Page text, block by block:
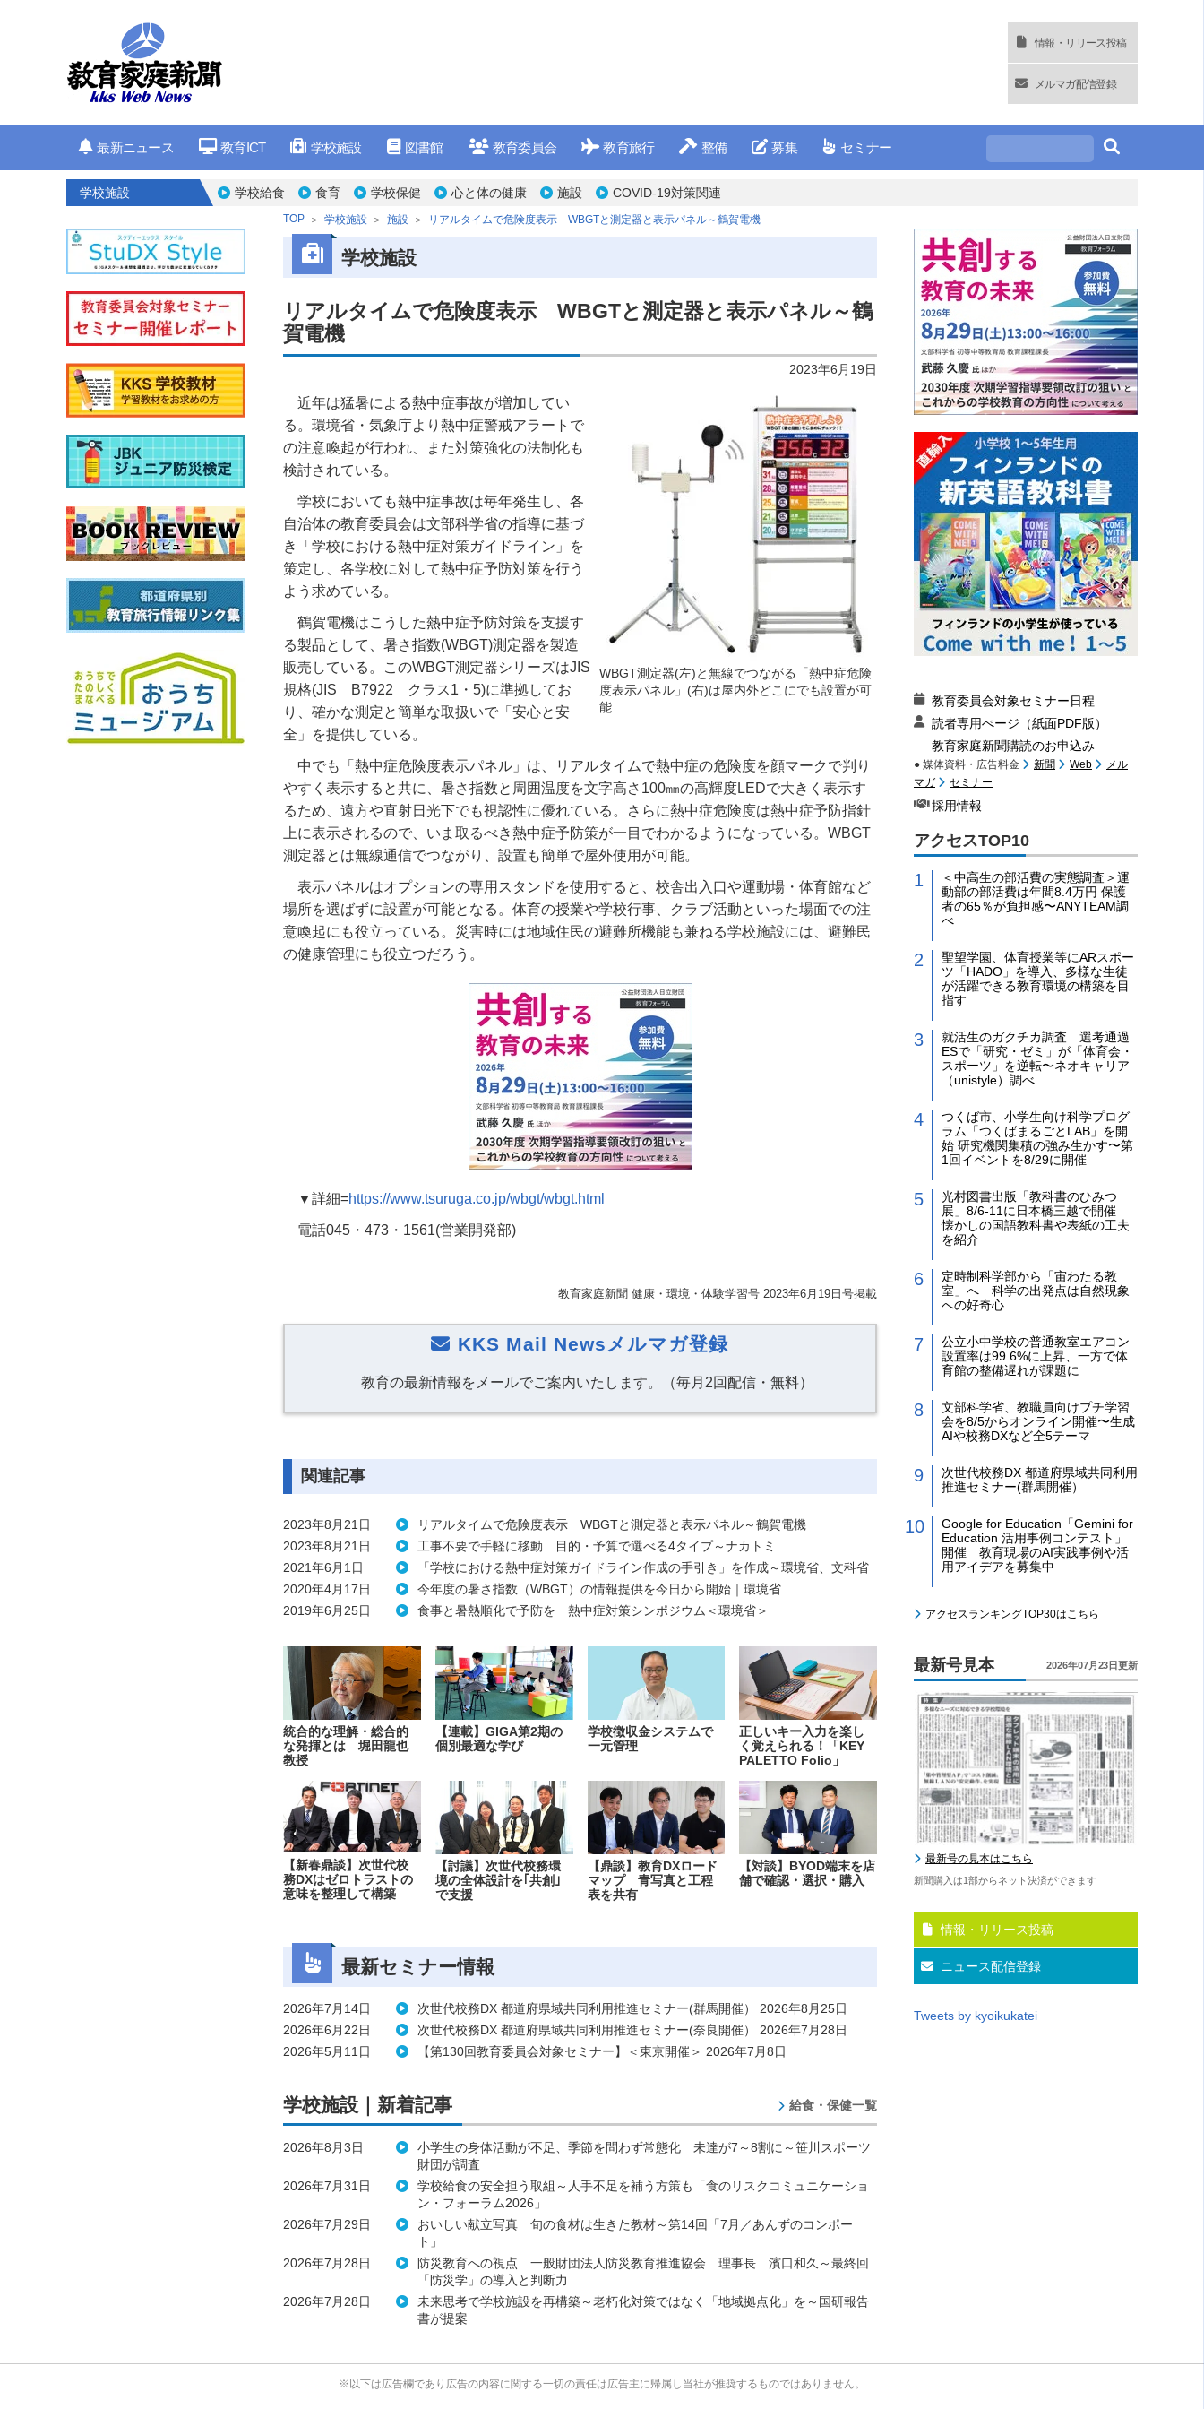
情報・リリース投稿
メルマガ配信登録
最新ニュース 教育ICT 学校施設 図書館 教育委員会 教育旅行 整備 募集 セミナー
学校施設 学校給食 食育 学校保健 心と体の健康 施設 COVID-19対策関連
TOP 学校施設 施設 リアルタイムで危険度表示 WBGTと測定器と表示パネル～鶴賀電機
学校施設
リアルタイムで危険度表示 WBGTと測定器と表示パネル～鶴
賀電機
2023年6月19日
WBGT測定器(左)と無線でつながる「熱中症危険
度表示パネル」(右)は屋内外どこにでも設置が可
能
近年は猛暑による熱中症事故が増加してい
る。環境省・気象庁より熱中症警戒アラートで
の注意喚起が行われ、また対策強化の法制化も
検討されている。
学校においても熱中症事故は毎年発生し、各
自治体の教育委員会は文部科学省の指導に基づ
き「学校における熱中症対策ガイドライン」を
策定し、各学校に対して熱中症予防対策を行う
よう求めている。
鶴賀電機はこうした熱中症予防対策を支援す
る製品として、暑さ指数(WBGT)測定器を製造
販売している。このWBGT測定器シリーズはJIS
規格(JIS B7922 クラス1 ・ 5)に準拠してお
り、確かな測定と簡単な取扱いで「安心と安
全」を提供している。
中でも「熱中症危険度表示パネル」は、リアルタイムで熱中症の危険度を顔マークで判り
やすく表示すると共に、暑さ指数と周囲温度を文字高さ 100㎜の高輝度LEDで大きく表示す
るため、遠方や直射日光下でも視認性に優れている。さらに熱中症危険度は熱中症予防指針
上に表示されるので、いま取るべき熱中症予防策が一目でわかるようになっている。 WBGT
測定器とは無線通信でつながり、設置も簡単で屋外使用が可能。
表示パネルはオプションの専用スタンドを使用すると、校舎出入口や運動場・体育館など
場所を選ばずに設置が可能となる。体育の授業や学校行事、クラブ活動といった場面での注
意喚起にも役立っている。災害時には地域住民の避難所機能も兼ねる学校施設には、避難民
の健康管理にも役立つだろう。
▼詳細=https://www.tsuruga.co.jp/wbgt/wbgt.html
電話045 ・ 473 ・ 1561(営業開発部)
教育家庭新聞 健康・環境・体験学習号 2023年6月19日号掲載
KKS Mail Newsメルマガ登録
教育の最新情報をメールでご案内いたします。（毎月2回配信・無料）
関連記事
2023年8月21日
リアルタイムで危険度表示 WBGTと測定器と表示パネル～鶴賀電機
2023年8月21日
工事不要で手軽に移動 目的・予算で選べる4タイプ～ナカトミ
2021年6月1日
「学校における熱中症対策ガイドライン作成の手引き」を作成～環境省、文科省
2020年4月17日
今年度の暑さ指数（WBGT）の情報提供を今日から開始｜環境省
2019年6月25日
食事と暑熱順化で予防を 熱中症対策シンポジウム＜環境省＞
統合的な理解・総合的
な発揮とは 堀田龍也
教授
【連載】GIGA第2期の
個別最適な学び
学校徴収金システムで
一元管理
正しいキー入力を楽し
く覚えられる！「KEY
PALETTO Folio」
【新春鼎談】次世代校
務DXはゼロトラストの
意味を整理して構築
【討議】次世代校務環
境の全体設計を｢共創｣
で支援
【鼎談】教育DXロード
マップ 青写真と工程
表を共有
【対談】BYOD端末を店
舗で確認・選択・購入
最新セミナー情報
2026年7月14日
次世代校務DX 都道府県域共同利用推進セミナー(群馬開催） 2026年8月25日
2026年6月22日
次世代校務DX 都道府県域共同利用推進セミナー(奈良開催） 2026年7月28日
2026年5月11日
【第130回教育委員会対象セミナー】＜東京開催＞ 2026年7月8日
学校施設｜新着記事 給食・保健一覧
2026年8月3日
小学生の身体活動が不足、季節を問わず常態化 未達が7～8割に～笹川スポーツ
財団が調査
2026年7月31日
学校給食の安全担う取組～人手不足を補う方策も「食のリスクコミュニケーショ
ン・フォーラム2026」
2026年7月29日
おいしい献立写真 旬の食材は生きた教材～第14回「7月／あんずのコンポー
ト」
2026年7月28日
防災教育への視点 一般財団法人防災教育推進協会 理事長 濱口和久～最終回
「防災学」の導入と判断力
2026年7月28日
未来思考で学校施設を再構築～老朽化対策ではなく「地域拠点化」を～国研報告
書が提案
教育委員会対象セミナー日程
読者専用ぺージ（紙面PDF版）
教育家庭新聞購読のお申込み
● 媒体資料・広告料金 新聞 Web
メル
マガ
セミナー
採用情報
アクセスTOP10
＜中高生の部活費の実態調査＞運
動部の部活費は年間8.4万円 保護
者の65％が負担感〜ANYTEAM調
べ
聖望学園、体育授業等にARスポー
ツ「HADO」を導入、多様な生徒
が活躍できる教育環境の構築を目
指す
就活生のガクチカ調査 選考通過
ESで「研究・ゼミ」が「体育会・
スポーツ」を逆転〜ネオキャリア
（unistyle）調べ
つくば市、小学生向け科学プログ
ラム「つくばまるごとLAB」を開
始 研究機関集積の強み生かす〜第
1回イベントを8/29に開催
光村図書出版「教科書のひみつ
展」8/6-11に日本橋三越で開催
懐かしの国語教科書や表紙の工夫
を紹介
定時制科学部から「宙わたる教
室」へ 科学の出発点は自然現象
への好奇心
公立小中学校の普通教室エアコン
設置率は99.6%に上昇、一方で体
育館の整備遅れが課題に
文部科学省、教職員向けプチ学習
会を8/5からオンライン開催〜生成
AIや校務DXなど全5テーマ
次世代校務DX 都道府県域共同利用
推進セミナー(群馬開催）
Google for Education「Gemini for
Education 活用事例コンテスト」
開催 教育現場のAI実践事例や活
用アイデアを募集中
アクセスランキングTOP30はこちら
最新号見本 2026年07月23日更新
最新号の見本はこちら
新聞購入は1部からネット決済ができます
情報・リリース投稿
ニュース配信登録
Tweets by kyoikukatei
※以下は広告欄であり広告の内容に関する一切の責任は広告主に帰属し当社が推奨するものではありません。